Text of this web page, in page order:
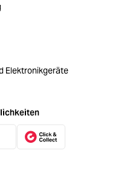
Elektronikgeräte